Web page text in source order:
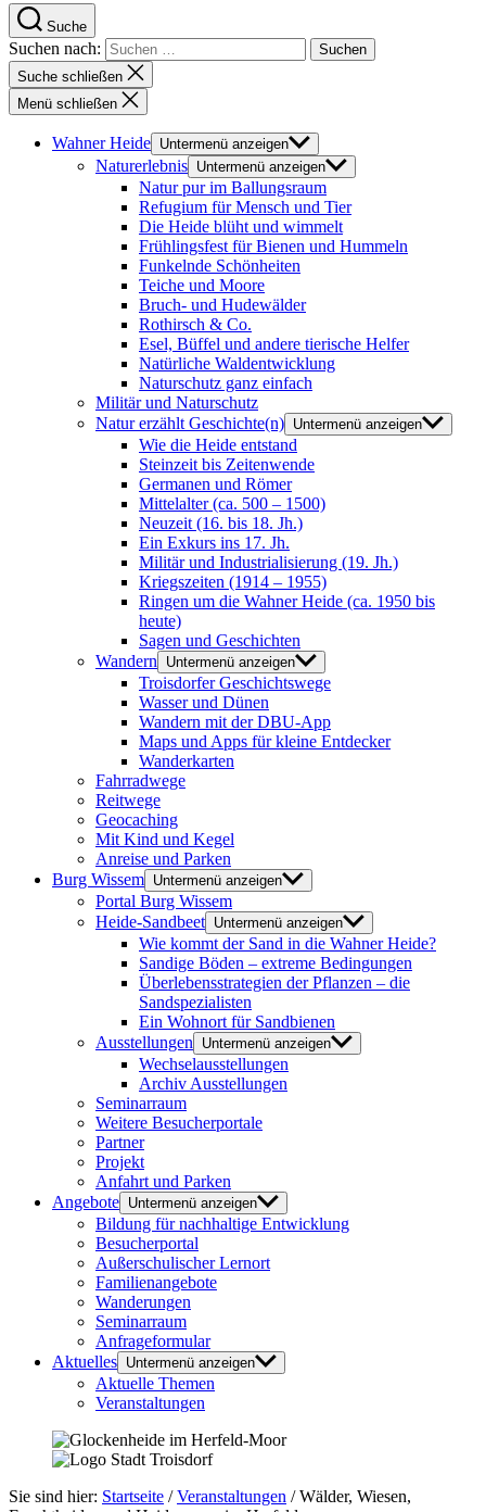
Suche
Suchen nach:
Suche schließen
Menü schließen
Wahner Heide Untermenü anzeigen
Naturerlebnis Untermenü anzeigen
Natur pur im Ballungsraum
Refugium für Mensch und Tier
Die Heide blüht und wimmelt
Frühlingsfest für Bienen und Hummeln
Funkelnde Schönheiten
Teiche und Moore
Bruch- und Hudewälder
Rothirsch & Co.
Esel, Büffel und andere tierische Helfer
Natürliche Waldentwicklung
Naturschutz ganz einfach
Militär und Naturschutz
Natur erzählt Geschichte(n) Untermenü anzeigen
Wie die Heide entstand
Steinzeit bis Zeitenwende
Germanen und Römer
Mittelalter (ca. 500 – 1500)
Neuzeit (16. bis 18. Jh.)
Ein Exkurs ins 17. Jh.
Militär und Industrialisierung (19. Jh.)
Kriegszeiten (1914 – 1955)
Ringen um die Wahner Heide (ca. 1950 bis
heute)
Sagen und Geschichten
Wandern
Untermenü anzeigen
Troisdorfer Geschichtswege
Wasser und Dünen
Wandern mit der DBU-App
Maps und Apps für kleine Entdecker
Wanderkarten
Fahrradwege
Reitwege
Geocaching
Mit Kind und Kegel
Anreise und Parken
Burg Wissem Untermenü anzeigen
Portal Burg Wissem
Heide-Sandbeet Untermenü anzeigen
Wie kommt der Sand in die Wahner Heide?
Sandige Böden – extreme Bedingungen
Überlebensstrategien der Pflanzen – die
Sandspezialisten
Ein Wohnort für Sandbienen
Ausstellungen
Untermenü anzeigen
Wechselausstellungen
Archiv Ausstellungen
Seminarraum
Weitere Besucherportale
Partner
Projekt
Anfahrt und Parken
Angebote Untermenü anzeigen
Bildung für nachhaltige Entwicklung
Besucherportal
Außerschulischer Lernort
Familienangebote
Wanderungen
Seminarraum
Anfrageformular
Aktuelles Untermenü anzeigen
Aktuelle Themen
Veranstaltungen
Sie sind hier: Startseite /Veranstaltungen /Wälder, Wiesen,